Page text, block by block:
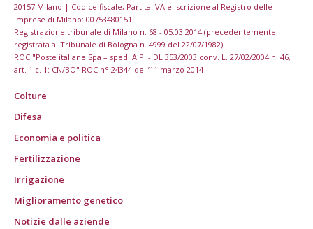
20157 Milano | Codice fiscale, Partita IVA e Iscrizione al Registro delle
imprese di Milano: 00753480151
Registrazione tribunale di Milano n. 68 - 05.03.2014 (precedentemente
registrata al Tribunale di Bologna n. 4999 del 22/07/1982)
ROC "Poste italiane Spa – sped. A.P. - DL 353/2003 conv. L. 27/02/2004 n. 46,
art. 1 c. 1: CN/BO" ROC n° 24344 dell’11 marzo 2014
Colture
Difesa
Economia e politica
Fertilizzazione
Irrigazione
Miglioramento genetico
Notizie dalle aziende